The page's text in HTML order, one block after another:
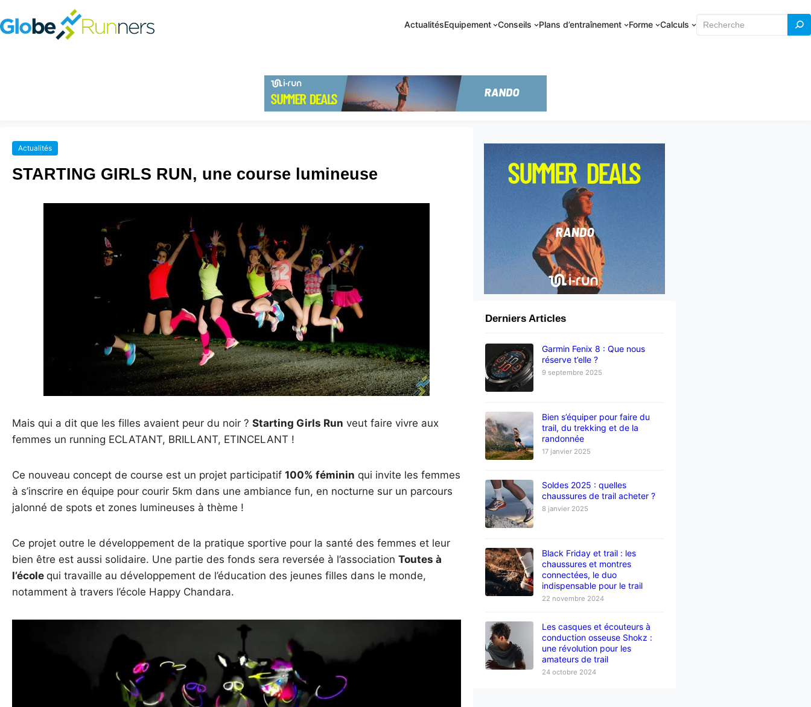
ActualitésEquipement Conseils Plans d’entraînement Forme Calculs Rechercher
Actualités
STARTING GIRLS RUN, une course lumineuse
Mais qui a dit que les filles avaient peur du noir ? Starting Girls Run veut faire vivre aux
femmes un running ECLATANT, BRILLANT, ETINCELANT !
Ce nouveau concept de course est un projet participatif 100% féminin qui invite les femmes
à s’inscrire en équipe pour courir 5km dans une ambiance fun, en nocturne sur un parcours
jalonné de spots et zones lumineuses à thème !
Ce projet outre le développement de la pratique sportive pour la santé des femmes et leur
bien être est aussi solidaire. Une partie des fonds sera reversée à l’association Toutes à
l’école qui travaille au développement de l’éducation des jeunes filles dans le monde,
notamment à travers l’école Happy Chandara.
Derniers Articles
Garmin Fenix 8 : Que nous
réserve t’elle ?
9 septembre 2025
Bien s’équiper pour faire du
trail, du trekking et de la
randonnée
17 janvier 2025
Soldes 2025 : quelles
chaussures de trail acheter ?
8 janvier 2025
Black Friday et trail : les
chaussures et montres
connectées, le duo
indispensable pour le trail
22 novembre 2024
Les casques et écouteurs à
conduction osseuse Shokz :
une révolution pour les
amateurs de trail
24 octobre 2024